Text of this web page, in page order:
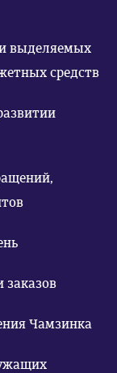
выделяемых
средств
Чамзинка